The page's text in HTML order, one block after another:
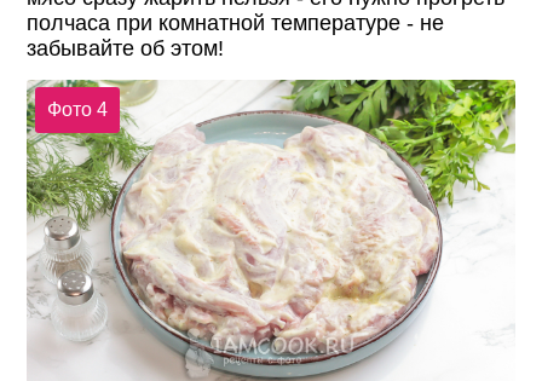
полчаса при комнатной температуре - не
забывайте об этом!
Фото 4